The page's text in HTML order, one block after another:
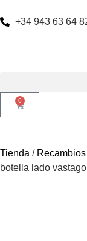
+34 943 63 64
0
Tienda /
botella lado